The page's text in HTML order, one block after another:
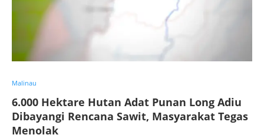
Malinau
6.000 Hektare Hutan Adat Punan Long Adiu
Dibayangi Rencana Sawit, Masyarakat Tegas
Menolak